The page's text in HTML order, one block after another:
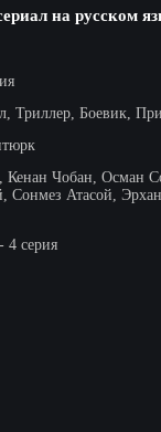
на русском
Триллер, Боевик,
Кенан Чобан, Осман
Сонмез Атасой,
4 серия